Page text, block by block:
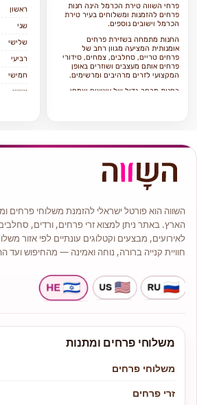
להזמין משלוחים?
אילו מוצרים אפשר להזמין
באתר?
פרחי השווה טירת הכרמל הינה חנות
פרחים להזמנות ומשלוחים בעיר טירת
הכרמל וישובים נוספים.
החנות מתמחה בשזירת פרחים
אומנותית המציעה מגוון רחב של
פרחים טריים, סחלבים, צמחים, סידורי
פרחים אותם מעצבים ושוזרים באופן
המקצועי לזרים מרהיבים ומרשימים.
בחנות מבחר גדול של עציצים וצמחי
בשירות ויחס טוב ללקוח, איכות וטריות
כל זר או סידור יגיע עד בית המקבל על
ידי שליח מנוסה תוך הקפדה על טריות
ושלמות הפרחים.
איכותיים כגון: ורדים, סחלבים, ליליות,
חרציות ,שושן צחור ועוד.
לנו ניסיון רב והתמחות בעיצוב אירועים
ולכן אם ברצונכם להתאים פרחים
לאירוע אם זה בר מצווה, יום הולדת או
בחנות תמיד תמצאו מבחר זרים
בעיצובים שונים, זרי כלה, צמחי בית
ייחודי ועוד.
ראשון
שני
שלישי
רביעי
חמישי
שישי
השווה הוא פורטל ישראלי להזמנת משלוחי פרחים
הארץ. באתר ניתן למצוא זרי פרחים, ורדים,
לאירועים, מבצעים וקטלוגים עונתיים לפי אזור
חוויית קנייה ברורה, נוחה ואמינה — מהחיפוש ועד
משלוחי פרחים ומתנות
משלוחי פרחים
זרי פרחים